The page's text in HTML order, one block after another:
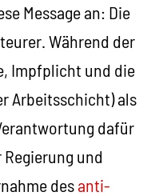
Message an: Die
Während der
Impfplicht und die
Arbeitsschicht) als
dafür
und
desanti-